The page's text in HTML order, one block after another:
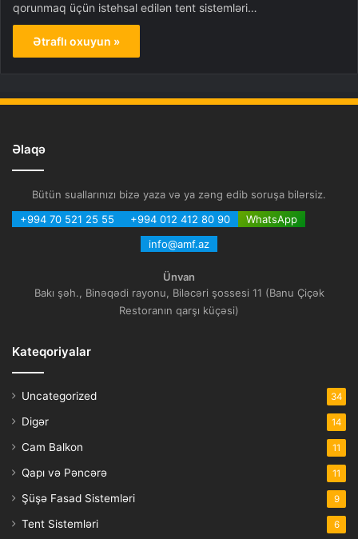
qorunmaq üçün istehsal edilən tent sistemləri…
Ətraflı oxuyun »
Əlaqə
Bütün suallarınızı bizə yaza və ya zəng edib soruşa bilərsiz.
+994 70 521 25 55
+994 012 412 80 90
WhatsApp
info@amf.az
Ünvan
Bakı şəh., Binəqədi rayonu, Biləcəri şossesi 11 (Banu Çiçək
Restoranın qarşı küçəsi)
Kateqoriyalar
Uncategorized 34
Digər 14
Cam Balkon 11
Qapı və Pəncərə 11
Şüşə Fasad Sistemləri 9
Tent Sistemləri 6